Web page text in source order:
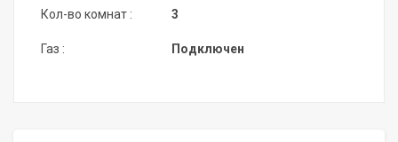
Кол-во комнат :
Газ :
3
Подключен